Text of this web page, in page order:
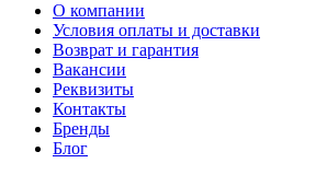
О компании
Условия оплаты и доставки
Возврат и гарантия
Вакансии
Реквизиты
Контакты
Бренды
Блог